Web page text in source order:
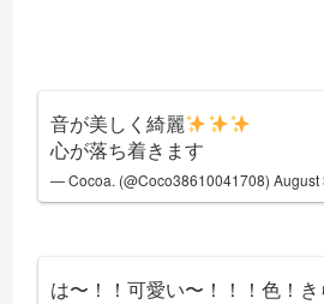
音が美しく綺麗
心が落ち着きます
— Cocoa. (@Coco38610041708)August
は〜！！可愛い〜！！！色！き